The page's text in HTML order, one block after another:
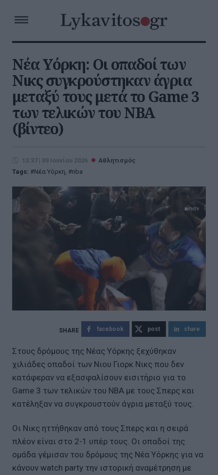
Νέα Υόρκη: Οι οπαδοί των
Νικς συγκρούστηκαν άγρια
μεταξύ τους μετά το Game 3
των τελικών του NBA
(βίντεο)
13:37 | 09 Ιουνίου 2026
Αθλητισμός
Tags:
Νέα Υόρκη, nba
facebook post share
Στους δρόμους της Νέας Υόρκης ξεχύθηκαν
χιλιάδες οπαδοί των Νιου Γιορκ Νικς που δεν
κατάφεραν να εξασφαλίσουν εισιτήριο για το
Game 3 των τελικών του NBA με τους Σπερς και
κατέληξαν να συγκρουστούν άγρια μεταξύ τους.
Οι Νικς ηττήθηκαν από τους Σπερς και η σειρά
πλέον είναι στο 2-1 υπέρ τους. Οι οπαδοί της
ομάδα γέμισαν του δρόμους της Νέα Υόρκης για να
κάνουν watch party την ιστορική αναμέτρηση με